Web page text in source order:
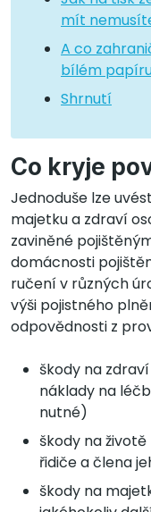
mít
A co
bílém
Shrnutí
Co kryje
Jednoduše lze
majetku a zdraví
zaviněné
domácnosti
ručení v různých
výši pojistného
odpovědnosti z
škody na
náklady na
nutné)
škody na
řidiče a člena
škody na